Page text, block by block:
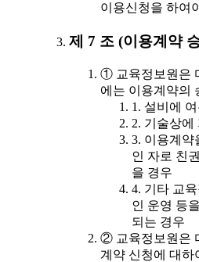
이용신청을 하여
제 7 조 (이용계약
① 교육정보원은
에는 이용계약의
1. 설비에
2. 기술상에
3. 이용계약
인 자로 친
을 경우
4. 기타 교
인 운영 등
되는 경우
② 교육정보원은
계약 신청에 대하